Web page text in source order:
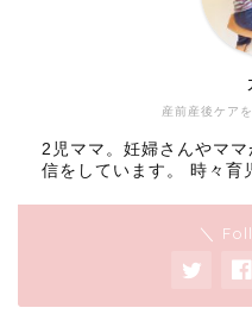
産前産後ケア
2児ママ。妊婦さんやマ
信をしています。 時々育
＼